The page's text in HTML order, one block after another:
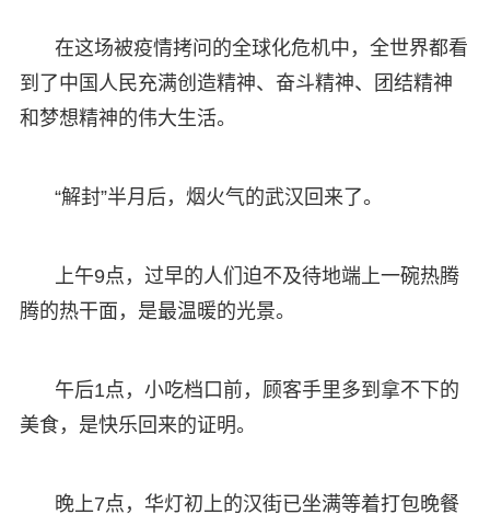
在这场被疫情拷问的全球化危机中，全世界都看
到了中国人民充满创造精神、奋斗精神、团结精神
和梦想精神的伟大生活。
“解封”半月后，烟火气的武汉回来了。
上午9点，过早的人们迫不及待地端上一碗热腾
腾的热干面，是最温暖的光景。
午后1点，小吃档口前，顾客手里多到拿不下的
美食，是快乐回来的证明。
晚上7点，华灯初上的汉街已坐满等着打包晚餐